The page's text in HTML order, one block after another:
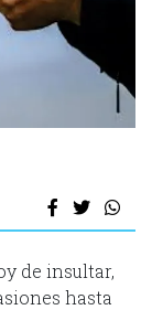
de insultar,
hasta